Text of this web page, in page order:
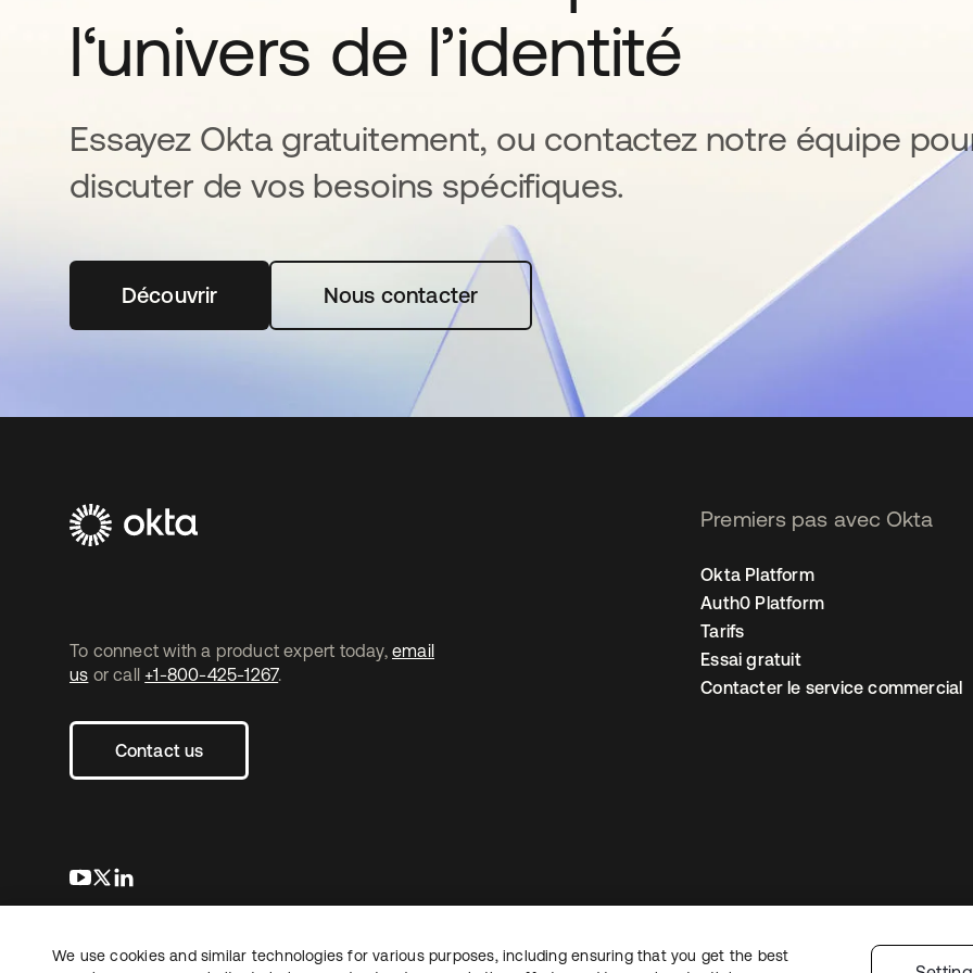
l‘univers de l’identité
Essayez Okta gratuitement, ou contactez notre équipe
discuter de vos besoins spécifiques.
Découvrirs’ouvre dans un nouvel onglet
Nous contacter
To connect with a product expert today, email
us or call +1-800-425-1267.
Contact us
s’ouvre dans un nouvel onglet
s’ouvre dans un nouvel onglet
Premiers pas avec Okta
Okta Platform
Auth0 Platform
Tarifs
Essai gratuit
Contacter le service commercial
JuridiquePolitique de confidentialitéConditions d’utilisation du site Plan du site
Copyright © 2026 Okta. Tous droits
We use cookies and similar technologies for various purposes, including ensuring that you get the best